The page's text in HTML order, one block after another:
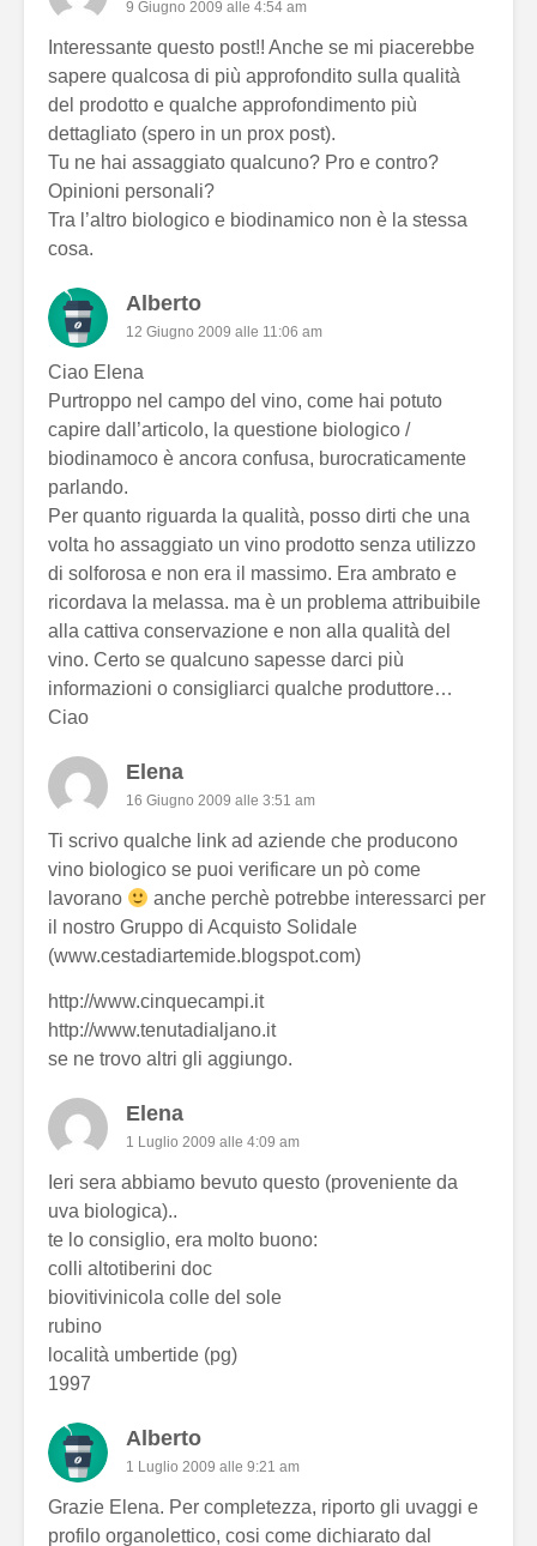
9 Giugno 2009 alle 4:54 am
Interessante questo post!! Anche se mi piacerebbe
sapere qualcosa di più approfondito sulla qualità
del prodotto e qualche approfondimento più
dettagliato (spero in un prox post).
Tu ne hai assaggiato qualcuno? Pro e contro?
Opinioni personali?
Tra l’altro biologico e biodinamico non è la stessa
cosa.
Alberto
12 Giugno 2009 alle 11:06 am
Ciao Elena
Purtroppo nel campo del vino, come hai potuto
capire dall’articolo, la questione biologico /
biodinamoco è ancora confusa, burocraticamente
parlando.
Per quanto riguarda la qualità, posso dirti che una
volta ho assaggiato un vino prodotto senza utilizzo
di solforosa e non era il massimo. Era ambrato e
ricordava la melassa. ma è un problema attribuibile
alla cattiva conservazione e non alla qualità del
vino. Certo se qualcuno sapesse darci più
informazioni o consigliarci qualche produttore…
Ciao
Elena
16 Giugno 2009 alle 3:51 am
Ti scrivo qualche link ad aziende che producono
vino biologico se puoi verificare un pò come
lavorano
anche perchè potrebbe interessarci per
il nostro Gruppo di Acquisto Solidale
(www.cestadiartemide.blogspot.com)
http://www.cinquecampi.it
http://www.tenutadialjano.it
se ne trovo altri gli aggiungo.
Elena
1 Luglio 2009 alle 4:09 am
Ieri sera abbiamo bevuto questo (proveniente da
uva biologica)..
te lo consiglio, era molto buono:
colli altotiberini doc
biovitivinicola colle del sole
rubino
località umbertide (pg)
1997
Alberto
1 Luglio 2009 alle 9:21 am
Grazie Elena. Per completezza, riporto gli uvaggi e
profilo organolettico, cosi come dichiarato dal